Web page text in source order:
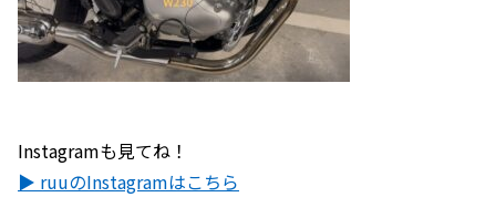
Instagramも見てね！
▶ ruuのInstagramはこちら